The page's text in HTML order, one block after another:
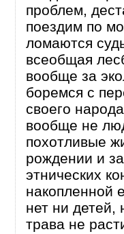
проблем,
поездим по
ломаются
всеобщая
вообще за
боремся с
своего
вообще не
похотливые
рождении и
этнических
накопленной
нет ни детей,
трава не